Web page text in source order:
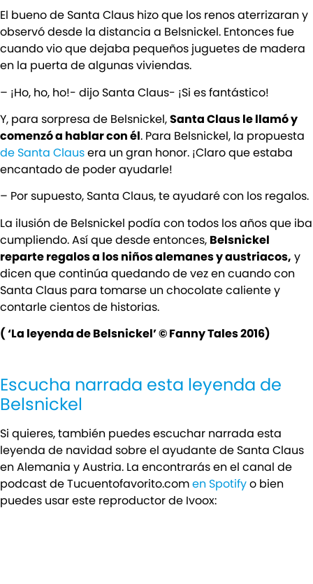
El bueno de Santa Claus hizo que los renos aterrizaran y
observó desde la distancia a Belsnickel. Entonces fue
cuando vio que dejaba pequeños juguetes de madera
en la puerta de algunas viviendas.
– ¡Ho, ho, ho!- dijo Santa Claus- ¡Si es fantástico!
Y, para sorpresa de Belsnickel,Santa Claus le llamó y
comenzó a hablar con él. Para Belsnickel, la propuesta
de Santa Clausera un gran honor. ¡Claro que estaba
encantado de poder ayudarle!
– Por supuesto, Santa Claus, te ayudaré con los regalos.
La ilusión de Belsnickel podía con todos los años que iba
cumpliendo. Así que desde entonces, Belsnickel
reparte regalos a los niños alemanes y austriacos, y
dicen que continúa quedando de vez en cuando con
Santa Claus para tomarse un chocolate caliente y
contarle cientos de historias.
( ‘La leyenda de Belsnickel’ © Fanny Tales 2016)
Escucha narrada esta leyenda de
Belsnickel
Si quieres, también puedes escuchar narrada esta
leyenda de navidad sobre el ayudante de Santa Claus
en Alemania y Austria. La encontrarás en el canal de
podcast de Tucuentofavorito.comen Spotifyo bien
puedes usar este reproductor de Ivoox: